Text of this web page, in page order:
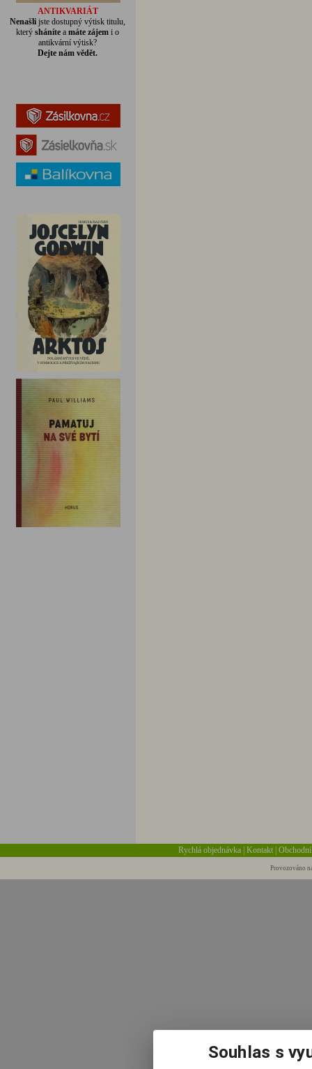
ANTIKVARIÁT
Nenašli jste dostupný výtisk titulu,
kterýsháníte amáte zájem i o
antikvární výtisk?
Dejte nám vědět.
Rychlá objednávka |Kontakt |
Provozováno
Souhlas s